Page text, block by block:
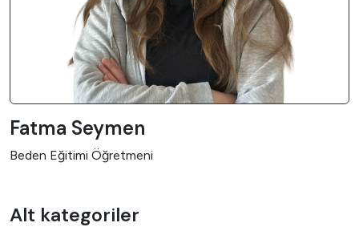
Fatma Seymen
Beden Eğitimi Öğretmeni
Alt kategoriler